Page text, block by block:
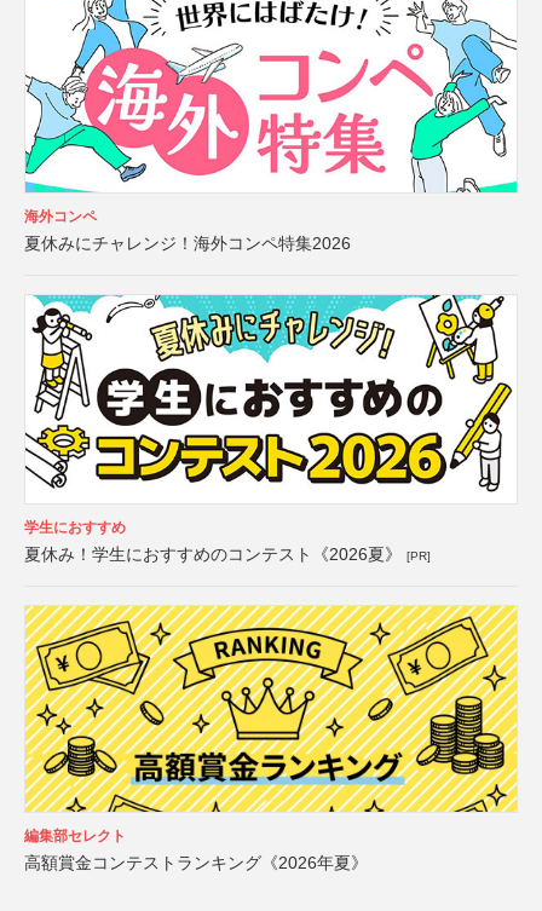
海外コンペ
夏休みにチャレンジ！海外コンペ特集2026
学生におすすめ
夏休み！学生におすすめのコンテスト《2026夏》 [PR]
編集部セレクト
高額賞金コンテストランキング《2026年夏》